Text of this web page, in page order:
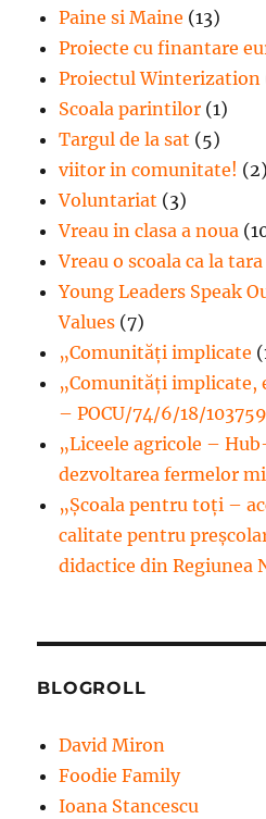
Paine si Maine (13)
Proiecte cu finantare
Proiectul Winterization
Scoala parintilor (1)
Targul de la sat (5)
viitor in comunitate! (2)
Voluntariat (3)
Vreau in clasa a noua
Vreau o scoala ca la tara
Young Leaders Speak
Values (7)
„Comunități implicate
„Comunități implicate,
– POCU/74/6/18/
„Liceele agricole –
dezvoltarea fermelor
„Școala pentru toți –
calitate pentru
didactice din Regiunea
BLOGROLL
David Miron
Foodie Family
Ioana Stancescu